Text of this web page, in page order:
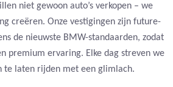
niet gewoon auto’s verkopen – we
creëren. Onze vestigingen zijn future-
de nieuwste BMW-standaarden, zodat
premium ervaring. Elke dag streven we
te laten rijden met een glimlach.